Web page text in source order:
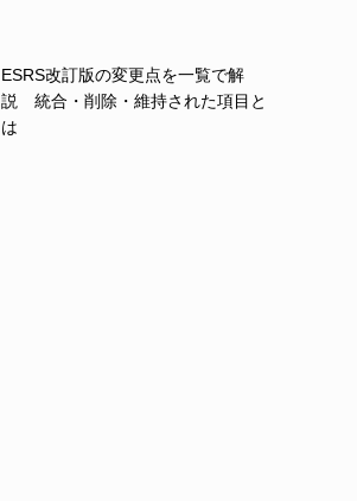
ESRS改訂版の変更点を一覧で解
説 統合・削除・維持された項目と
は